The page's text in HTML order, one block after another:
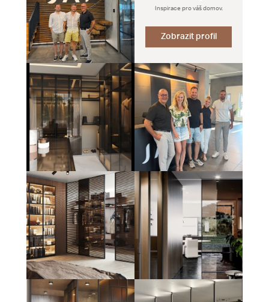
Inspirace pro váš domov.
Zobrazit profil